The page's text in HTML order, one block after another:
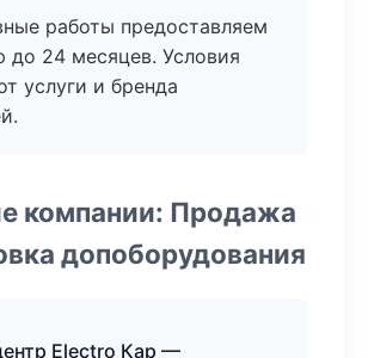
работы предоставляем
до 24 месяцев. Условия
услуги и бренда
компании: Продажа
допоборудования
Electro Кар —